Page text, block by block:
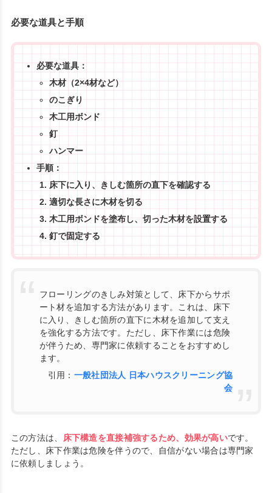
必要な道具と手順
必要な道具：
木材（2×4材など）
のこぎり
木工用ボンド
釘
ハンマー
手順：
床下に入り、きしむ箇所の直下を確認する
適切な長さに木材を切る
木工用ボンドを塗布し、切った木材を設置する
釘で固定する
フローリングのきしみ対策として、床下からサポ
ート材を追加する方法があります。これは、床下
に入り、きしむ箇所の直下に木材を追加して支え
を強化する方法です。ただし、床下作業には危険
が伴うため、専門家に依頼することをおすすめし
ます。
引用： 一般社団法人 日本ハウスクリーニング協
会
この方法は、 床下構造を直接補強するため、効果が高いです。
ただし、床下作業は危険を伴うので、自信がない場合は専門家
に依頼しましょう。